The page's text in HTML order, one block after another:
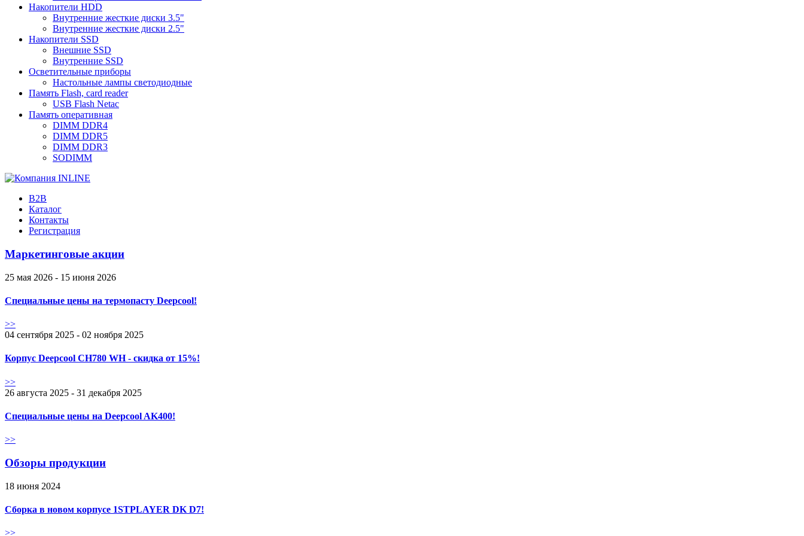
Накопители HDD
Внутренние жесткие диски 3.5"
Внутренние жесткие диски 2.5"
Накопители SSD
Внешние SSD
Внутренние SSD
Осветительные приборы
Настольные лампы светодиодные
Память Flash, card reader
USB Flash Netac
Память оперативная
DIMM DDR4
DIMM DDR5
DIMM DDR3
SODIMM
B2B
Каталог
Контакты
Регистрация
Маркетинговые акции
25 мая 2026 - 15 июня 2026
Специальные цены на термопасту Deepcool!
>>
04 сентября 2025 - 02 ноября 2025
Корпус Deepcool CH780 WH - скидка от 15%!
>>
26 августа 2025 - 31 декабря 2025
Специальные цены на Deepcool AK400!
>>
Обзоры продукции
18 июня 2024
Сборка в новом корпусе 1STPLAYER DK D7!
>>